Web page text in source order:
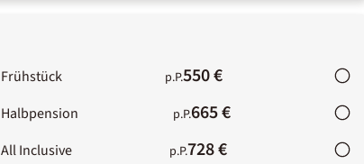
Frühstück p.P.550 €
Halbpension p.P.665 €
All Inclusive p.P.728 €